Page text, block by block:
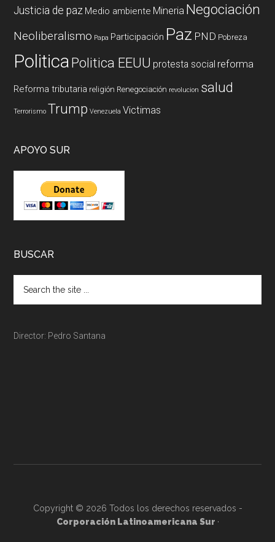
Justicia de paz Medio ambiente Mineria Negociación
Neoliberalismo Papa Participación Paz PND Pobreza
PoliticaPolitica EEUU protesta social reforma
Reforma tributaria religión Renegociación revolucion salud
Terrorismo Trump Venezuela Victimas
APOYO SUR
BUSCAR
Director: Pedro Santana
Copyright © 2026 Todos los derechos reservados -
Corporación Latinoamericana Sur ·